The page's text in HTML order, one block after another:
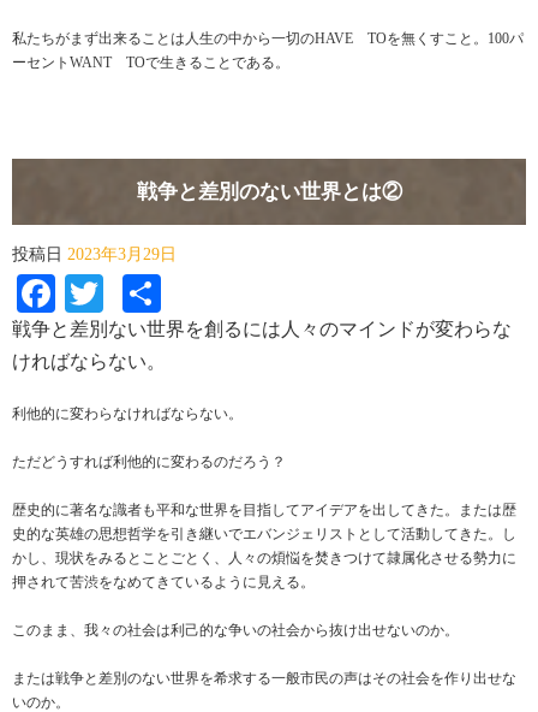
私たちがまず出来ることは人生の中から一切のHAVE TOを無くすこと。100パ
ーセントWANT TOで生きることである。
戦争と差別のない世界とは②
投稿日 2023年3月29日
Facebook
Twitter
有
戦争と差別ない世界を創るには人々のマインドが変わらな
ければならない。
利他的に変わらなければならない。
ただどうすれば利他的に変わるのだろう？
歴史的に著名な識者も平和な世界を目指してアイデアを出してきた。または歴
史的な英雄の思想哲学を引き継いでエバンジェリストとして活動してきた。し
かし、現状をみるとことごとく、人々の煩悩を焚きつけて隷属化させる勢力に
押されて苦渋をなめてきているように見える。
このまま、我々の社会は利己的な争いの社会から抜け出せないのか。
または戦争と差別のない世界を希求する一般市民の声はその社会を作り出せな
いのか。